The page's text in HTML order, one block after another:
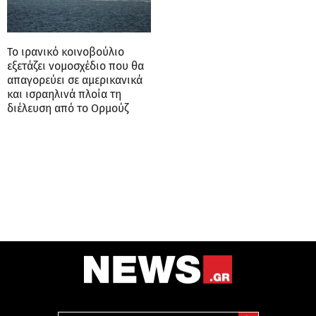
Το ιρανικό κοινοβούλιο
εξετάζει νομοσχέδιο που θα
απαγορεύει σε αμερικανικά
και ισραηλινά πλοία τη
διέλευση από το Ορμούζ